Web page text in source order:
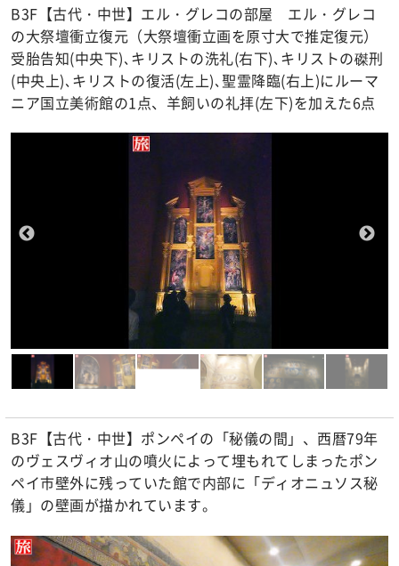
B3F【古代・中世】エル・グレコの部屋 エル・グレコ
の大祭壇衝立復元（大祭壇衝立画を原寸大で推定復元）
受胎告知(中央下)､キリストの洗礼(右下)､キリストの磔刑
(中央上)､キリストの復活(左上)､聖霊降臨(右上)にルーマ
ニア国立美術館の1点、羊飼いの礼拝(左下)を加えた6点
B3F【古代・中世】ポンペイの「秘儀の間」、西暦79年
のヴェスヴィオ山の噴火によって埋もれてしまったポン
ペイ市壁外に残っていた館で内部に「ディオニュソス秘
儀」の壁画が描かれています。